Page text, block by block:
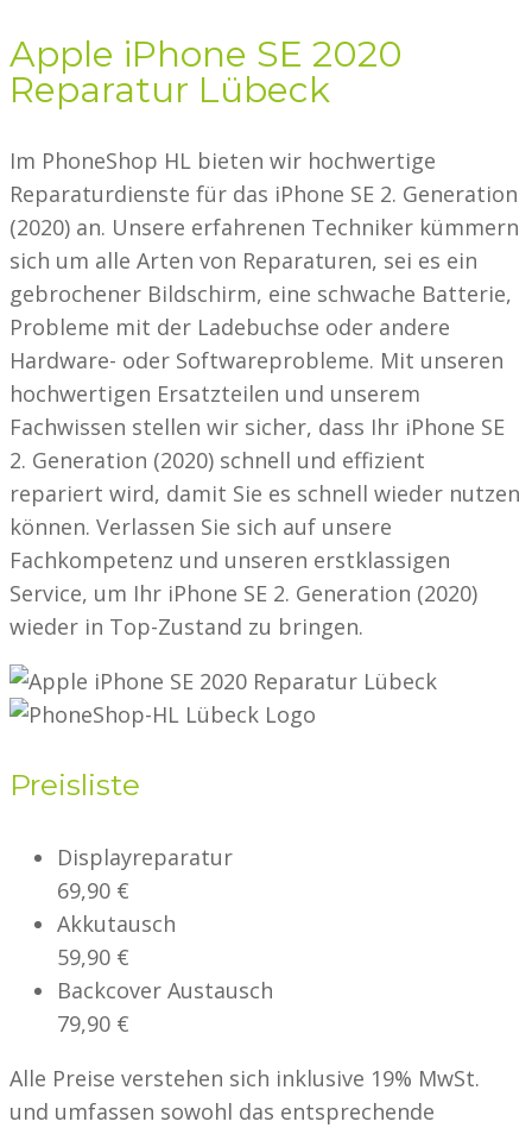
Apple iPhone SE 2020
Reparatur Lübeck
Im PhoneShop HL bieten wir hochwertige
Reparaturdienste für das iPhone SE 2. Generation
(2020) an. Unsere erfahrenen Techniker kümmern
sich um alle Arten von Reparaturen, sei es ein
gebrochener Bildschirm, eine schwache Batterie,
Probleme mit der Ladebuchse oder andere
Hardware- oder Softwareprobleme. Mit unseren
hochwertigen Ersatzteilen und unserem
Fachwissen stellen wir sicher, dass Ihr iPhone SE
2. Generation (2020) schnell und effizient
repariert wird, damit Sie es schnell wieder nutzen
können. Verlassen Sie sich auf unsere
Fachkompetenz und unseren erstklassigen
Service, um Ihr iPhone SE 2. Generation (2020)
wieder in Top-Zustand zu bringen.
Preisliste
Displayreparatur
69,90 €
Akkutausch
59,90 €
Backcover Austausch
79,90 €
Alle Preise verstehen sich inklusive 19% MwSt.
und umfassen sowohl das entsprechende